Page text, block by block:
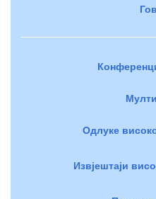
Одлуке
Извјештаји